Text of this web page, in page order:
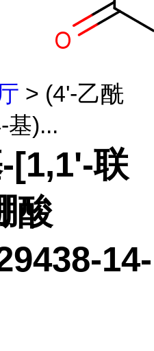
> (4'-乙酰
基)...
[1,1'-联
酸
14-